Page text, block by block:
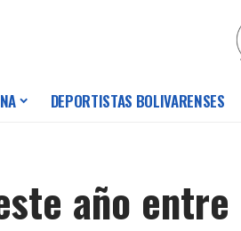
DEPORTISTAS BOLIVARENSES
año